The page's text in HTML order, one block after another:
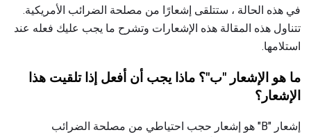
في هذه الحالة ، ستتلقى إشعارًا من مصلحة الضرائب الأمريكية.
تتناول هذه المقالة هذه الإشعارات وتشرح ما يجب عليك فعله عند
استلامها.
ما هو الإشعار "ب"؟ ماذا يجب أن أفعل إذا تلقيت هذا
الإشعار؟
إشعار "B" هو إشعار حجب احتياطي من مصلحة الضرائب